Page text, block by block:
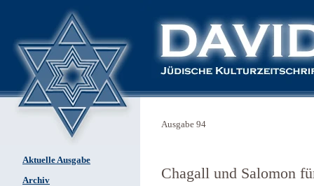
Aktuelle Ausgabe
Archiv
Ausgabe 94
Chagall und Salomon